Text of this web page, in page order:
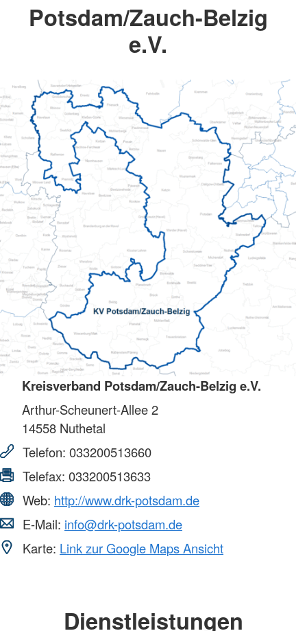
Potsdam/Zauch-Belzig
e.V.
Kreisverband Potsdam/Zauch-Belzig e.V.
Arthur-Scheunert-Allee 2
14558 Nuthetal
Telefon: 033200513660
Telefax: 033200513633
Web: http://www.drk-potsdam.de
E-Mail: info@drk-potsdam.de
Karte: Link zur Google Maps Ansicht
Dienstleistungen